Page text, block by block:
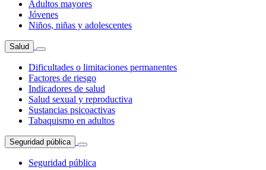
Adultos mayores
Jóvenes
Niños, niñas y adolescentes
Salud
Dificultades o limitaciones permanentes
Factores de riesgo
Indicadores de salud
Salud sexual y reproductiva
Sustancias psicoactivas
Tabaquismo en adultos
Seguridad pública
Seguridad pública